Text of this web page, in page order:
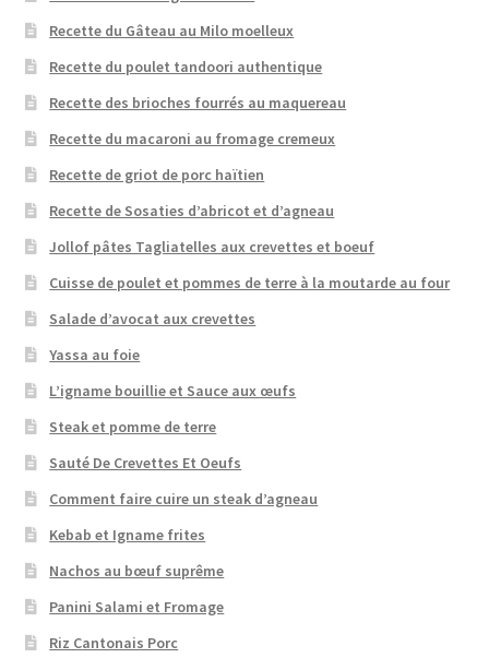
Recette du Gâteau au Milo moelleux
Recette du poulet tandoori authentique
Recette des brioches fourrés au maquereau
Recette du macaroni au fromage cremeux
Recette de griot de porc haïtien
Recette de Sosaties d’abricot et d’agneau
Jollof pâtes Tagliatelles aux crevettes et boeuf
Cuisse de poulet et pommes de terre à la moutarde au four
Salade d’avocat aux crevettes
Yassa au foie
L’igname bouillie et Sauce aux œufs
Steak et pomme de terre
Sauté De Crevettes Et Oeufs
Comment faire cuire un steak d’agneau
Kebab et Igname frites
Nachos au bœuf suprême
Panini Salami et Fromage
Riz Cantonais Porc